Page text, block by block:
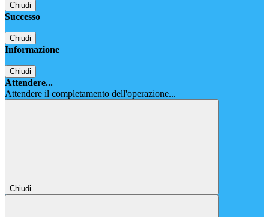
Chiudi
Successo
Chiudi
Informazione
Chiudi
Attendere...
Attendere il completamento dell'operazione...
Chiudi